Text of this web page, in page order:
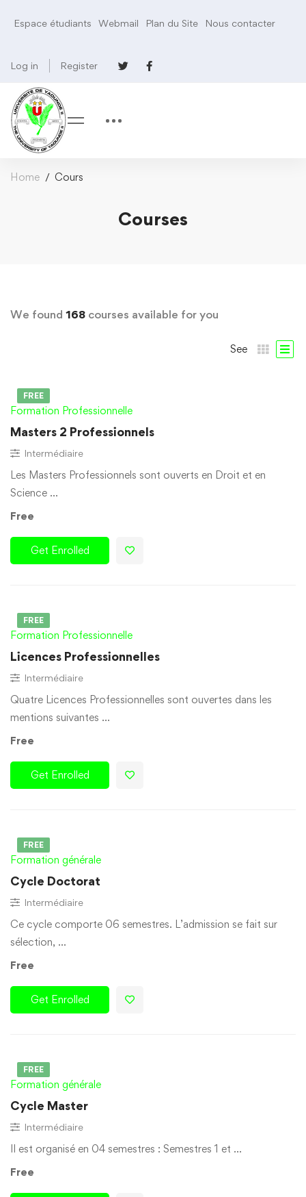
Espace étudiants Webmail Plan du Site Nous contacter
Log in Register
Home Cours
Courses
We found 168 courses available for you
See
FREE
Formation Professionnelle
Masters 2 Professionnels
Intermédiaire
Les Masters Professionnels sont ouverts en Droit et en
Science …
Free
Get Enrolled
FREE
Formation Professionnelle
Licences Professionnelles
Intermédiaire
Quatre Licences Professionnelles sont ouvertes dans les
mentions suivantes …
Free
Get Enrolled
FREE
Formation générale
Cycle Doctorat
Intermédiaire
Ce cycle comporte 06 semestres. L’admission se fait sur
sélection, …
Free
Get Enrolled
FREE
Formation générale
Cycle Master
Intermédiaire
Il est organisé en 04 semestres : Semestres 1 et …
Free